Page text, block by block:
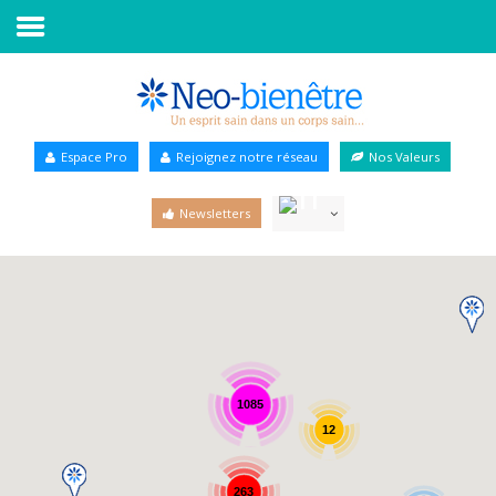
Annuaire Bien-être
Espace Pro Rejoignez notre réseau Nos Valeurs
Newsletters
1085
263
12